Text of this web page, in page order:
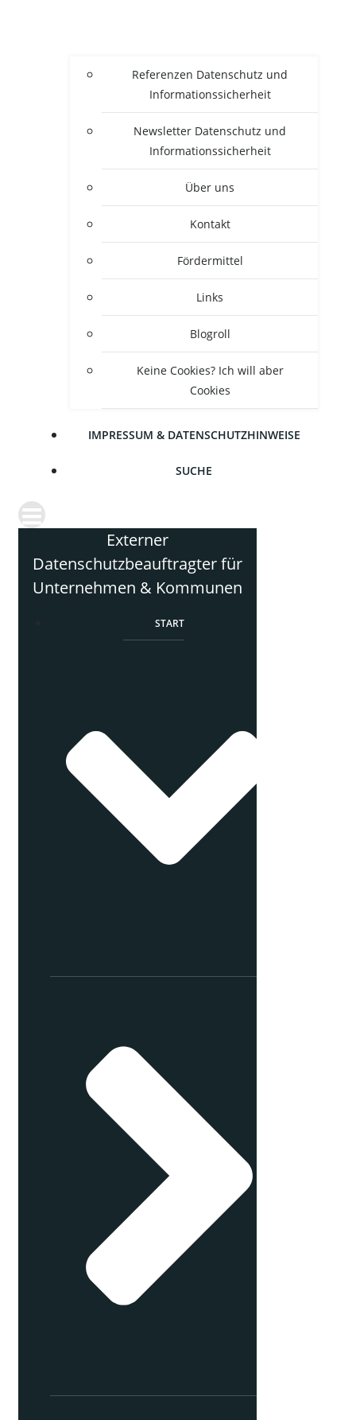
Refe­ren­zen Daten­schutz und
Informationssicherheit
News­let­ter Daten­schutz und
Informationssicherheit
Über uns
Kon­takt
För­der­mit­tel
Links
Blogroll
Kei­ne Coo­kies? Ich will aber
Cookies
IMPRES­SUM & DATENSCHUTZHINWEISE
SUCHE
Externer
Datenschutzbeauftragter für
Unternehmen & Kommunen
START